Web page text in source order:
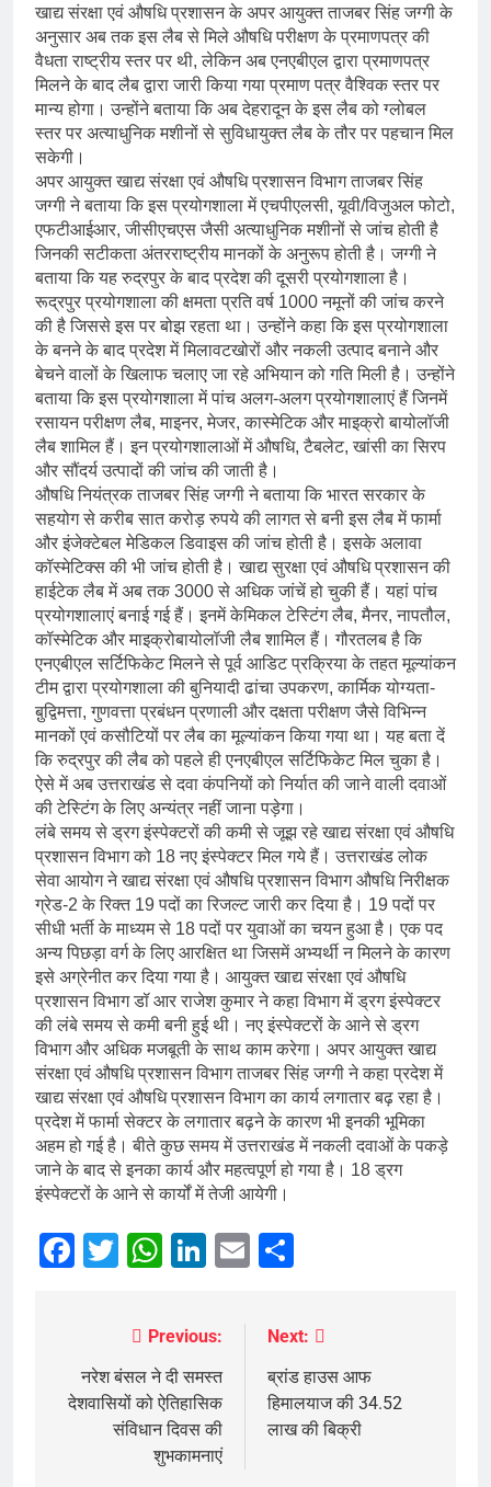
खाद्य संरक्षा एवं औषधि प्रशासन के अपर आयुक्त ताजबर सिंह जग्गी के
अनुसार अब तक इस लैब से मिले औषधि परीक्षण के प्रमाणपत्र की
वैधता राष्ट्रीय स्तर पर थी, लेकिन अब एनएबीएल द्वारा प्रमाणपत्र
मिलने के बाद लैब द्वारा जारी किया गया प्रमाण पत्र वैश्विक स्तर पर
मान्य होगा। उन्होंने बताया कि अब देहरादून के इस लैब को ग्लोबल
स्तर पर अत्याधुनिक मशीनों से सुविधायुक्त लैब के तौर पर पहचान मिल
सकेगी।
अपर आयुक्त खाद्य संरक्षा एवं औषधि प्रशासन विभाग ताजबर सिंह
जग्गी ने बताया कि इस प्रयोगशाला में एचपीएलसी, यूवी/विजुअल फोटो,
एफटीआईआर, जीसीएचएस जैसी अत्याधुनिक मशीनों से जांच होती है
जिनकी सटीकता अंतरराष्ट्रीय मानकों के अनुरूप होती है। जग्गी ने
बताया कि यह रुद्रपुर के बाद प्रदेश की दूसरी प्रयोगशाला है।
रूद्रपुर प्रयोगशाला की क्षमता प्रति वर्ष 1000 नमूनों की जांच करने
की है जिससे इस पर बोझ रहता था। उन्होंने कहा कि इस प्रयोगशाला
के बनने के बाद प्रदेश में मिलावटखोरों और नकली उत्पाद बनाने और
बेचने वालों के खिलाफ चलाए जा रहे अभियान को गति मिली है। उन्होंने
बताया कि इस प्रयोगशाला में पांच अलग-अलग प्रयोगशालाएं हैं जिनमें
रसायन परीक्षण लैब, माइनर, मेजर, कास्मेटिक और माइक्रो बायोलॉजी
लैब शामिल हैं। इन प्रयोगशालाओं में औषधि, टैबलेट, खांसी का सिरप
और सौंदर्य उत्पादों की जांच की जाती है।
औषधि नियंत्रक ताजबर सिंह जग्गी ने बताया कि भारत सरकार के
सहयोग से करीब सात करोड़ रुपये की लागत से बनी इस लैब में फार्मा
और इंजेक्टेबल मेडिकल डिवाइस की जांच होती है। इसके अलावा
कॉस्मेटिक्स की भी जांच होती है। खाद्य सुरक्षा एवं औषधि प्रशासन की
हाईटेक लैब में अब तक 3000 से अधिक जांचें हो चुकी हैं। यहां पांच
प्रयोगशालाएं बनाई गई हैं। इनमें केमिकल टेस्टिंग लैब, मैनर, नापतौल,
कॉस्मेटिक और माइक्रोबायोलॉजी लैब शामिल हैं। गौरतलब है कि
एनएबीएल सर्टिफिकेट मिलने से पूर्व आडिट प्रक्रिया के तहत मूल्यांकन
टीम द्वारा प्रयोगशाला की बुनियादी ढांचा उपकरण, कार्मिक योग्यता-
बु़द्विमत्ता, गुणवत्ता प्रबंधन प्रणाली और दक्षता परीक्षण जैसे विभिन्न
मानकों एवं कसौटियों पर लैब का मूल्यांकन किया गया था। यह बता दें
कि रुद्रपुर की लैब को पहले ही एनएबीएल सर्टिफिकेट मिल चुका है।
ऐसे में अब उत्तराखंड से दवा कंपनियों को निर्यात की जाने वाली दवाओं
की टेस्टिंग के लिए अन्यंत्र नहीं जाना पड़ेगा।
लंबे समय से ड्रग इंस्पेक्टरों की कमी से जूझ रहे खाद्य संरक्षा एवं औषधि
प्रशासन विभाग को 18 नए इंस्पेक्टर मिल गये हैं। उत्तराखंड लोक
सेवा आयोग ने खाद्य संरक्षा एवं औषधि प्रशासन विभाग औषधि निरीक्षक
ग्रेड-2 के रिक्त 19 पदों का रिजल्ट जारी कर दिया है। 19 पदों पर
सीधी भर्ती के माध्यम से 18 पदों पर युवाओं का चयन हुआ है। एक पद
अन्य पिछड़ा वर्ग के लिए आरक्षित था जिसमें अभ्यर्थी न मिलने के कारण
इसे अग्रेनीत कर दिया गया है। आयुक्त खाद्य संरक्षा एवं औषधि
प्रशासन विभाग डॉ आर राजेश कुमार ने कहा विभाग में ड्रग इंस्पेक्टर
की लंबे समय से कमी बनी हुई थी। नए इंस्पेक्टरों के आने से ड्रग
विभाग और अधिक मजबूती के साथ काम करेगा। अपर आयुक्त खाद्य
संरक्षा एवं औषधि प्रशासन विभाग ताजबर सिंह जग्गी ने कहा प्रदेश में
खाद्य संरक्षा एवं औषधि प्रशासन विभाग का कार्य लगातार बढ़ रहा है।
प्रदेश में फार्मा सेक्टर के लगातार बढ़ने के कारण भी इनकी भूमिका
अहम हो गई है। बीते कुछ समय में उत्तराखंड में नकली दवाओं के पकड़े
जाने के बाद से इनका कार्य और महत्वपूर्ण हो गया है। 18 ड्रग
इंस्पेक्टरों के आने से कार्यों में तेजी आयेगी।
Facebook
TwitterWhatsApp
LinkedIn
Email
navigation
Previous:
नरेश बंसल ने दी समस्त
देशवासियों को ऐतिहासिक
संविधान दिवस की
शुभकामनाएं
Next:
ब्रांड हाउस आफ
हिमालयाज की 34.52
लाख की बिक्री